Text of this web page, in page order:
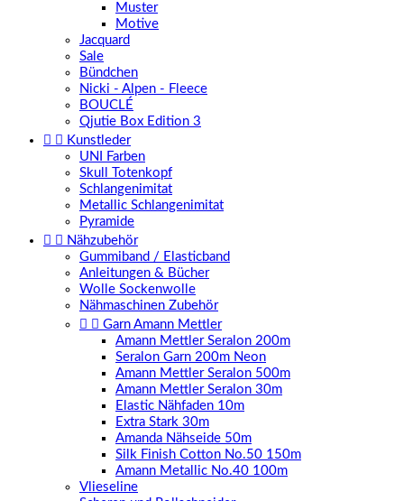
Muster
Motive
Jacquard
Sale
Bündchen
Nicki - Alpen - Fleece
BOUCLÉ
Qjutie Box Edition 3
  Kunstleder
UNI Farben
Skull Totenkopf
Schlangenimitat
Metallic Schlangenimitat
Pyramide
  Nähzubehör
Gummiband / Elasticband
Anleitungen & Bücher
Wolle Sockenwolle
Nähmaschinen Zubehör
  Garn Amann Mettler
Amann Mettler Seralon 200m
Seralon Garn 200m Neon
Amann Mettler Seralon 500m
Amann Mettler Seralon 30m
Elastic Nähfaden 10m
Extra Stark 30m
Amanda Nähseide 50m
Silk Finish Cotton No.50 150m
Amann Metallic No.40 100m
Vlieseline